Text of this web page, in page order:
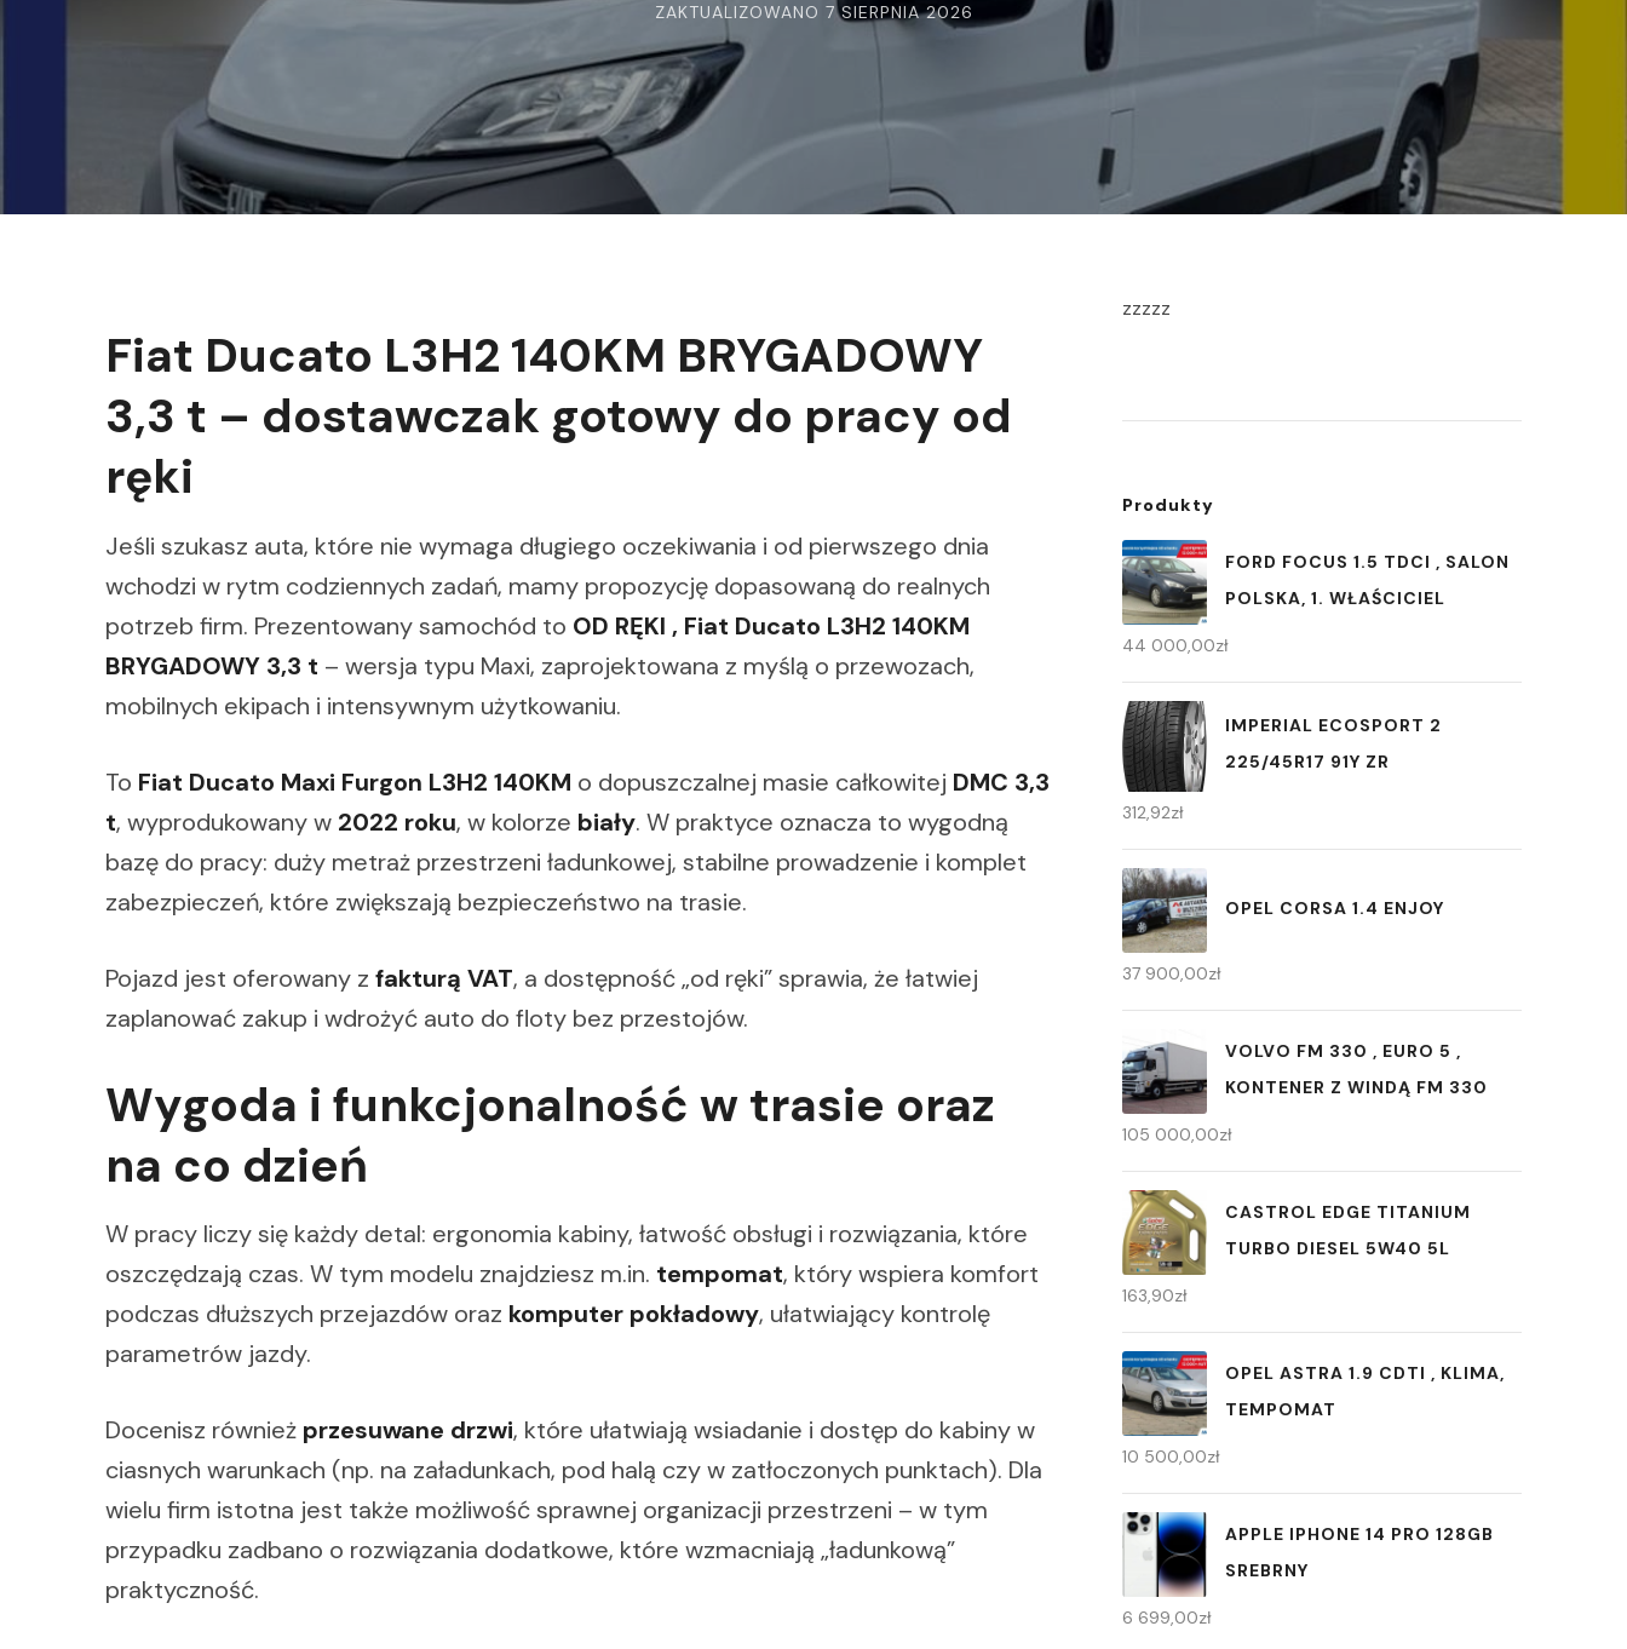
ZAKTUALIZOWANO 7 SIERPNIA 2026
Fiat Ducato L3H2 140KM BRYGADOWY
3,3 t – dostawczak gotowy do pracy od
ręki
Jeśli szukasz auta, które nie wymaga długiego oczekiwania i od pierwszego dnia
wchodzi w rytm codziennych zadań, mamy propozycję dopasowaną do realnych
potrzeb firm. Prezentowany samochód to OD RĘKI , Fiat Ducato L3H2 140KM
BRYGADOWY 3,3 t – wersja typu Maxi, zaprojektowana z myślą o przewozach,
mobilnych ekipach i intensywnym użytkowaniu.
To Fiat Ducato Maxi Furgon L3H2 140KM o dopuszczalnej masie całkowitej DMC 3,3
t, wyprodukowany w 2022 roku, w kolorze biały. W praktyce oznacza to wygodną
bazę do pracy: duży metraż przestrzeni ładunkowej, stabilne prowadzenie i komplet
zabezpieczeń, które zwiększają bezpieczeństwo na trasie.
Pojazd jest oferowany z fakturą VAT, a dostępność „od ręki” sprawia, że łatwiej
zaplanować zakup i wdrożyć auto do floty bez przestojów.
Wygoda i funkcjonalność w trasie oraz
na co dzień
W pracy liczy się każdy detal: ergonomia kabiny, łatwość obsługi i rozwiązania, które
oszczędzają czas. W tym modelu znajdziesz m.in. tempomat, który wspiera komfort
podczas dłuższych przejazdów oraz komputer pokładowy, ułatwiający kontrolę
parametrów jazdy.
Docenisz również przesuwane drzwi, które ułatwiają wsiadanie i dostęp do kabiny w
ciasnych warunkach (np. na załadunkach, pod halą czy w zatłoczonych punktach). Dla
wielu firm istotna jest także możliwość sprawnej organizacji przestrzeni – w tym
przypadku zadbano o rozwiązania dodatkowe, które wzmacniają „ładunkową”
praktyczność.
zzzzz
Produkty
FORD FOCUS 1.5 TDCI , SALON
POLSKA, 1. WŁAŚCICIEL
44 000,00zł
IMPERIAL ECOSPORT 2
225/45R17 91Y ZR
312,92zł
OPEL CORSA 1.4 ENJOY
37 900,00zł
VOLVO FM 330 , EURO 5 ,
KONTENER Z WINDĄ FM 330
105 000,00zł
CASTROL EDGE TITANIUM
TURBO DIESEL 5W40 5L
163,90zł
OPEL ASTRA 1.9 CDTI , KLIMA,
TEMPOMAT
10 500,00zł
APPLE IPHONE 14 PRO 128GB
SREBRNY
6 699,00zł